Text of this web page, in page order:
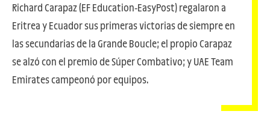
Richard Carapaz (EF Education-EasyPost) regalaron a
Eritrea y Ecuador sus primeras victorias de siempre en
las secundarias de la Grande Boucle; el propio Carapaz
se alzó con el premio de Súper Combativo; y UAE Team
Emirates campeonó por equipos.